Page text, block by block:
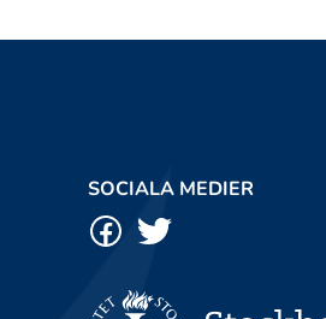
SOCIALA MEDIER